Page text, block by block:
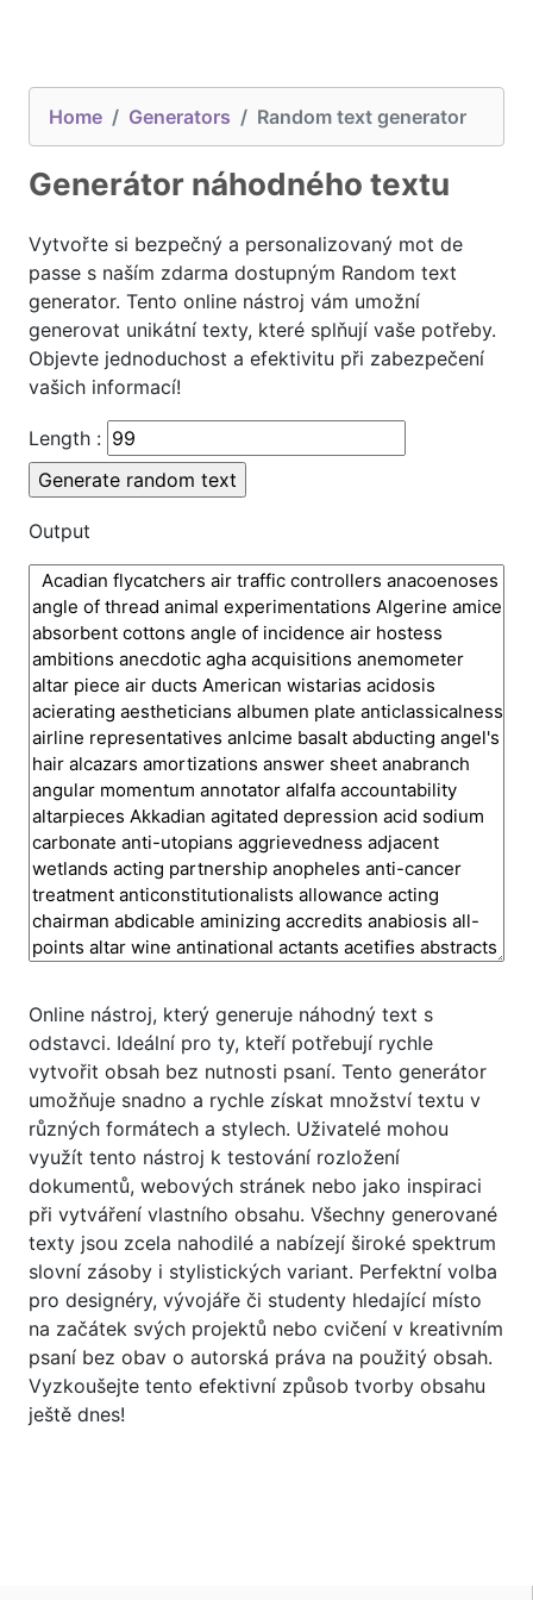
Home Generators Random text generator
Generátor náhodného textu
Vytvořte si bezpečný a personalizovaný mot de
passe s naším zdarma dostupným Random text
generator. Tento online nástroj vám umožní
generovat unikátní texty, které splňují vaše potřeby.
Objevte jednoduchost a efektivitu při zabezpečení
vašich informací!
Length :
Output
Online nástroj, který generuje náhodný text s
odstavci. Ideální pro ty, kteří potřebují rychle
vytvořit obsah bez nutnosti psaní. Tento generátor
umožňuje snadno a rychle získat množství textu v
různých formátech a stylech. Uživatelé mohou
využít tento nástroj k testování rozložení
dokumentů, webových stránek nebo jako inspiraci
při vytváření vlastního obsahu. Všechny generované
texty jsou zcela nahodilé a nabízejí široké spektrum
slovní zásoby i stylistických variant. Perfektní volba
pro designéry, vývojáře či studenty hledající místo
na začátek svých projektů nebo cvičení v kreativním
psaní bez obav o autorská práva na použitý obsah.
Vyzkoušejte tento efektivní způsob tvorby obsahu
ještě dnes!